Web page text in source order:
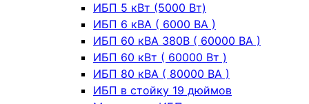
ИБП 5 кВт (5000 Вт)
ИБП 6 кВА ( 6000 ВА )
ИБП 60 кВА 380В ( 60000 ВА )
ИБП 60 кВт ( 60000 Вт )
ИБП 80 кВА ( 80000 ВА )
ИБП в стойку 19 дюймов